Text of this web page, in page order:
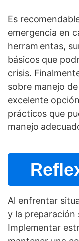
Es
emergencia en
herramientas,
básicos que
crisis.
sobre manejo
excelente
prácticos que
manejo
Al enfrentar
y la preparación
Implementar